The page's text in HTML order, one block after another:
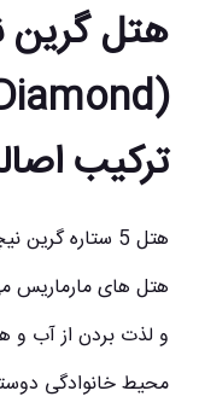
هتل گرین
ترکیب
هتل 5 ستاره گرین نیچر دیاموند انتخابی عالی از میان مجموعه
هتل های مارماریس
و لذت بردن از آب و
محیط خانوادگی